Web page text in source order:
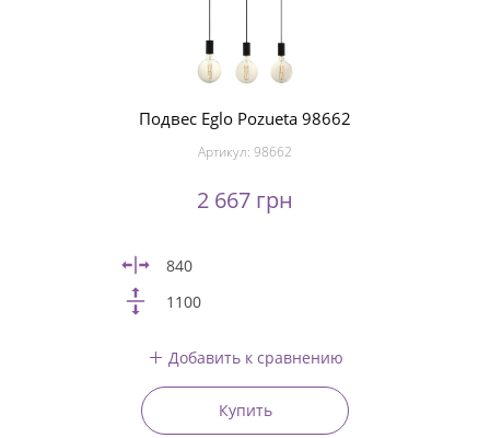
Подвес Eglo Pozueta 98662
Артикул: 98662
2 667 грн
840
1100
Добавить к сравнению
Купить